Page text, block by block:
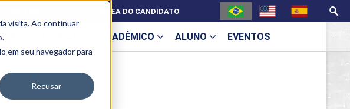
visita. Ao continuar
.
em seu navegador para
Recusar
ACADÊMICO
MPHU
ALUNO EVENTOS
ÁREA DO CANDIDATO